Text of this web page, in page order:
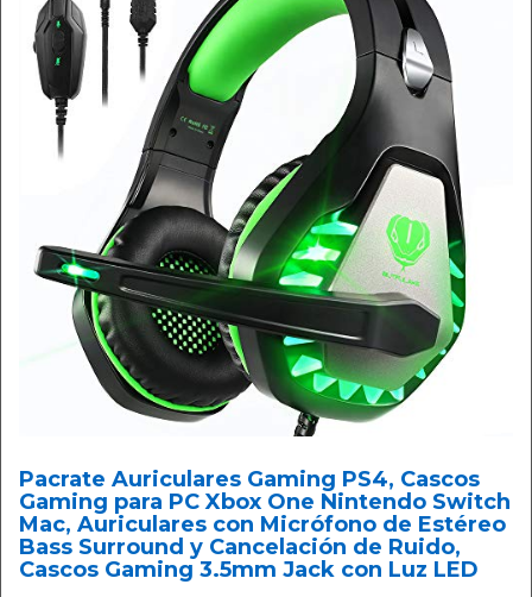
Pacrate Auriculares Gaming PS4, Cascos
Gaming para PC Xbox One Nintendo Switch
Mac, Auriculares con Micrófono de Estéreo
Bass Surround y Cancelación de Ruido,
Cascos Gaming 3.5mm Jack con Luz LED